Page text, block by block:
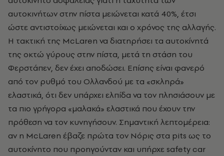
αυτοκινήτων στην πίστα μειώνεται κατά 40%, έτσι
ώστε αντιστοίχως μειώνεται και ο χρόνος της αλλαγής.
Η τακτική της McLaren να διατηρήσει τα αυτοκίνητά
της οκτώ γύρους στην πίστα, μετά τη στάση του
Φερστάπεν, δεν έχει αποδώσει. Επίσης είναι φανερό
από τον ρυθμό του Ολλανδού με τα «σκληρά»
ελαστικά, ότι δεν υπάρχει ελπίδα να τον πλησιάσουν με
τα πιο γρήγορα «μαλακά» ελαστικά που έχουν την
πρόθεση να τον κυνηγήσουν. Σημαντική λεπτομέρεια:
αν η McLaren έβαζε πρώτα τον Νόρις στα pits ως το
αυτοκίνητο που προηγούνταν και υπήρχε safety car